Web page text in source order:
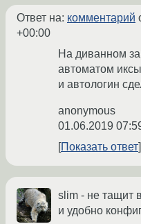
Ответ на: комментарий
+00:00
На диванном
автоматом
и автологин
anonymous
01.06.2019
Показать ответ
slim - не тащит
и удобно